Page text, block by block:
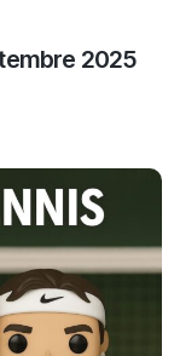
2025